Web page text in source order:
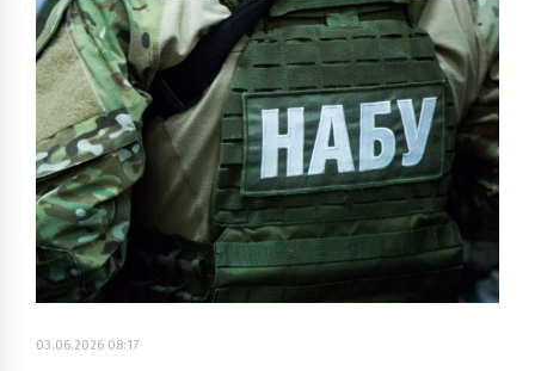
03.06.2026 08:17